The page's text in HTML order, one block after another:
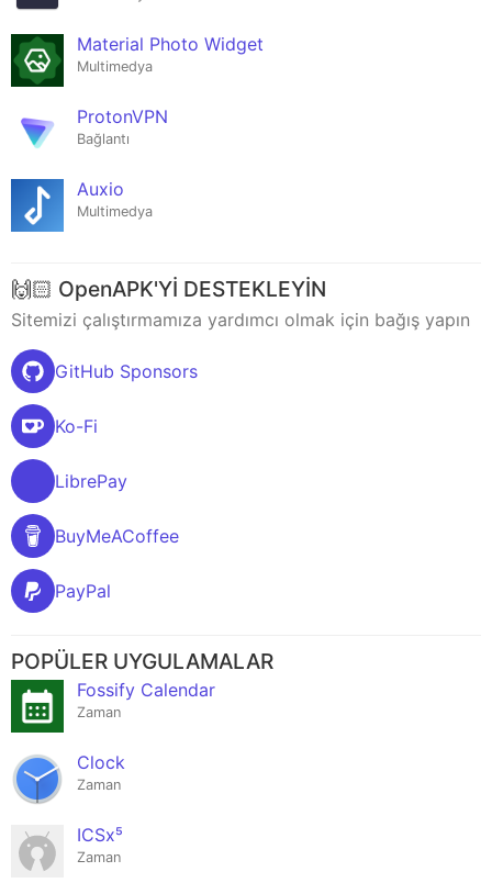
Material Photo Widget
Multimedya
ProtonVPN
Bağlantı
Auxio
Multimedya
🙌🏻 OpenAPK'Yİ DESTEKLEYİN
Sitemizi çalıştırmamıza yardımcı olmak için bağış yapın
GitHub Sponsors
Ko-Fi
LibrePay
BuyMeACoffee
PayPal
POPÜLER UYGULAMALAR
Fossify Calendar
Zaman
Clock
Zaman
ICSx⁵
Zaman